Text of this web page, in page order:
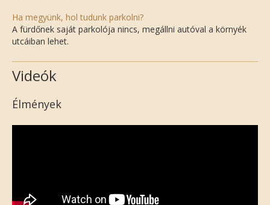
Ha megyünk, hol tudunk parkolni?
A fürdőnek saját parkolója nincs, megállni autóval a környék
utcáiban lehet.
Videók
Élmények